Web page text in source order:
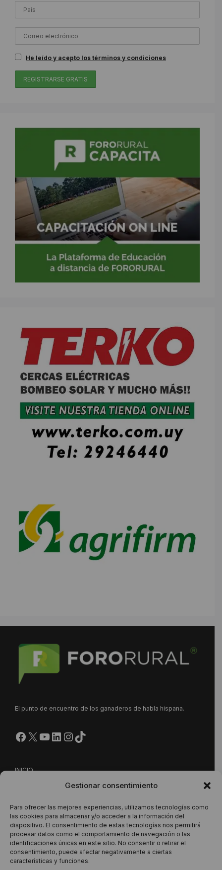
Gestionar consentimiento
Para ofrecer las mejores experiencias, utilizamos tecnologías como
las cookies para almacenar y/o acceder a la información del
dispositivo. El consentimiento de estas tecnologías nos permitirá
procesar datos como el comportamiento de navegación o las
identificaciones únicas en este sitio. No consentir o retirar el
consentimiento, puede afectar negativamente a ciertas
características y funciones.
He leído y acepto los términos y condiciones
El punto de encuentro de los ganaderos de habla hispana.
Facebook
X YouTube
LinkedIn
Instagram
https://www.tiktok.com/
INICIO
NUESTRA PROPUESTA
CONTACTO
Este sitio está protegido por reCAPTCHA y se aplican la
Política de Privacidad y losTérminos del Servicio de Google.